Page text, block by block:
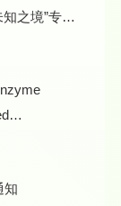
之境”专家
知